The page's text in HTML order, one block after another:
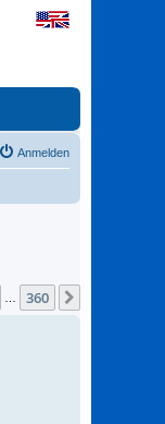
Anmelden
360